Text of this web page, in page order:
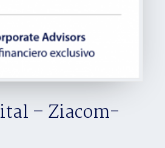
– Ziacom-